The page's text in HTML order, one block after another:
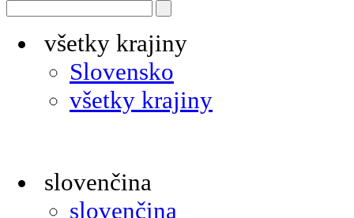
všetky krajiny
Slovensko
všetky krajiny
slovenčina
slovenčina